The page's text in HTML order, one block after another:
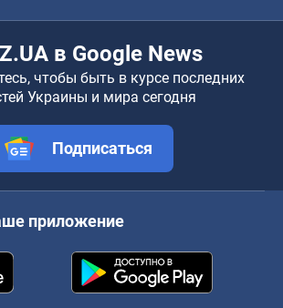
в Google News
чтобы быть в курсе последних
Украины и мира сегодня
Подписаться
приложение